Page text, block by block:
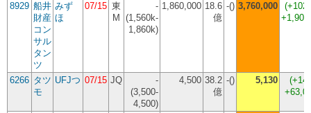
8929 船井
財産
コン
サル
タン
ツ
みず
ほ
07/15 東
M
-
(1,560k-
1,860k)
1,860,000 18.6
億
-() 3,760,000 (
6266 タツ
モ
UFJつ 07/15 JQ
-
(3,500-
4,500)
4,500 38.2
億
-() 5,130 (